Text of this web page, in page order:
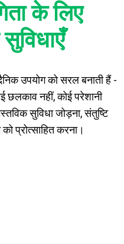
के लिए
उपयोग को सरल बनाती हैं -
छलकाव नहीं, कोई परेशानी
सुविधा जोड़ना, संतुष्टि
प्रोत्साहित करना।